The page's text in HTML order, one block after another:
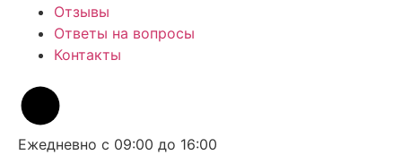
Отзывы
Ответы на вопросы
Контакты
Ежедневно с 09:00 до 16:00